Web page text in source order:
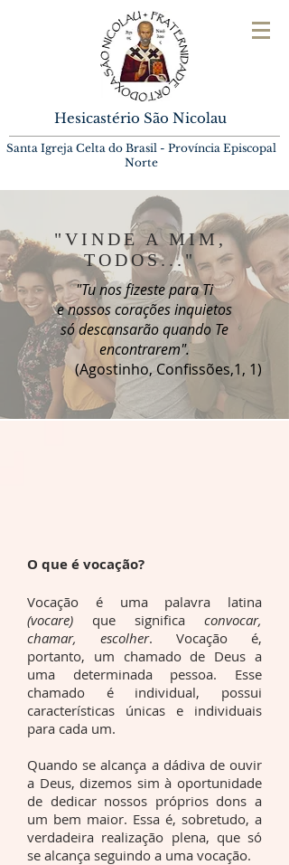
Hesicastério São Nicolau
Santa Igreja Celta do Brasil - Província Episcopal
Norte
"VINDE A MIM,
TODOS..."
"Tu nos fizeste para Ti
e nossos corações inquietos
só descansarão quando Te
encontrarem".
(Agostinho, Confissões,1, 1)
O que é vocação?
Vocação é uma palavra latina
(vocare) que significa convocar,
chamar, escolher. Vocação é,
portanto, um chamado de Deus a
uma determinada pessoa. Esse
chamado é individual, possui
características únicas e individuais
para cada um.
Quando se alcança a dádiva de ouvir
a Deus, dizemos sim à oportunidade
de dedicar nossos próprios dons a
um bem maior. Essa é, sobretudo, a
verdadeira realização plena, que só
se alcança seguindo a uma vocação.